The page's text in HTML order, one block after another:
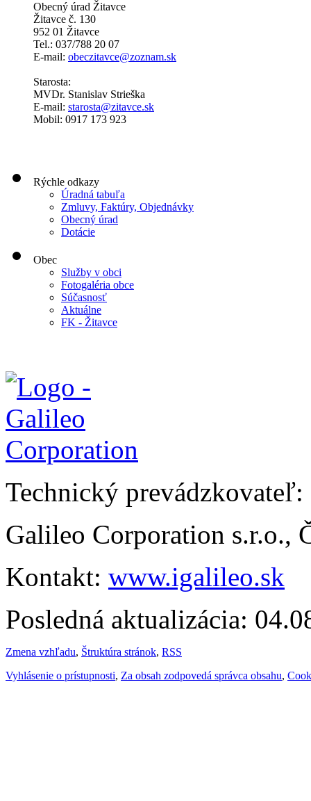
Obecný úrad Žitavce
Žitavce č. 130
952 01 Žitavce
Tel.: 037/788 20 07
E-mail: obeczitavce@zoznam.sk
Starosta:
MVDr. Stanislav Strieška
E-mail: starosta@zitavce.sk
Mobil: 0917 173 923
Rýchle odkazy
Úradná tabuľa
Zmluvy, Faktúry, Objednávky
Obecný úrad
Dotácie
Obec
Služby v obci
Fotogaléria obce
Súčasnosť
Aktuálne
FK - Žitavce
Technický prevádzkovateľ:
Galileo Corporation s.r.o.,
Kontakt: www.igalileo.sk
Posledná aktualizácia:
Zmena vzhľadu, Štruktúra stránok, RSS
Vyhlásenie o prístupnosti, Za obsah zodpovedá správca obsahu,